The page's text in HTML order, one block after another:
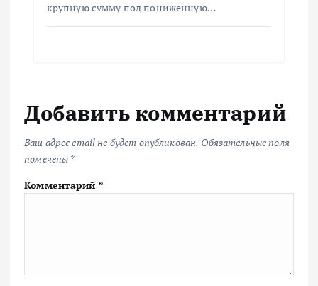
крупную сумму под пониженную…
Добавить комментарий
Ваш адрес email не будет опубликован. Обязательные поля
помечены *
Комментарий *